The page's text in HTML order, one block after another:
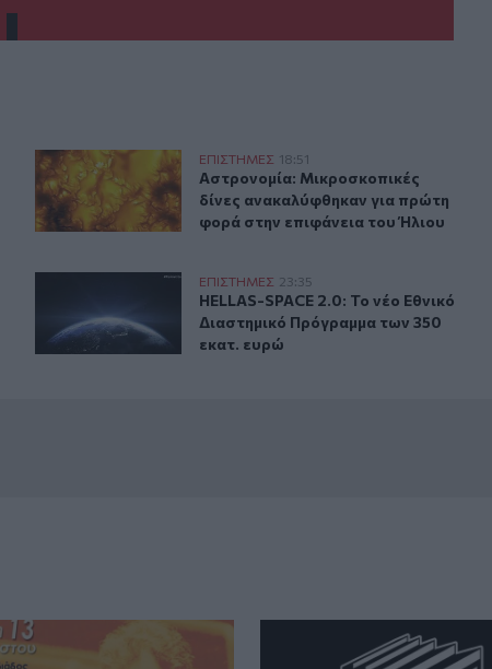
ακόμα
το οποίο υπάρχει ακόμα
Aστρονομία: Μικροσκοπικές δίνες ανακαλύφθηκαν για
ΕΠΙΣΤΗΜΕΣ 18:51
Aστρονομία: Μικροσκοπικές δίνες
Aστρονομία: Μικροσκοπικές
δίνες ανακαλύφθηκαν για πρώτη
φορά στην επιφάνεια του Ήλιου
στην κυβερνοασφάλεια
HELLAS-SPACE 2.0: Το νέο Εθνικό Διαστημικό
ΕΠΙΣΤΗΜΕΣ 23:35
HELLAS-SPACE 2.0: Το νέο
HELLAS-SPACE 2.0: Το νέο Εθνικό
Διαστημικό Πρόγραμμα των 350
εκατ. ευρώ